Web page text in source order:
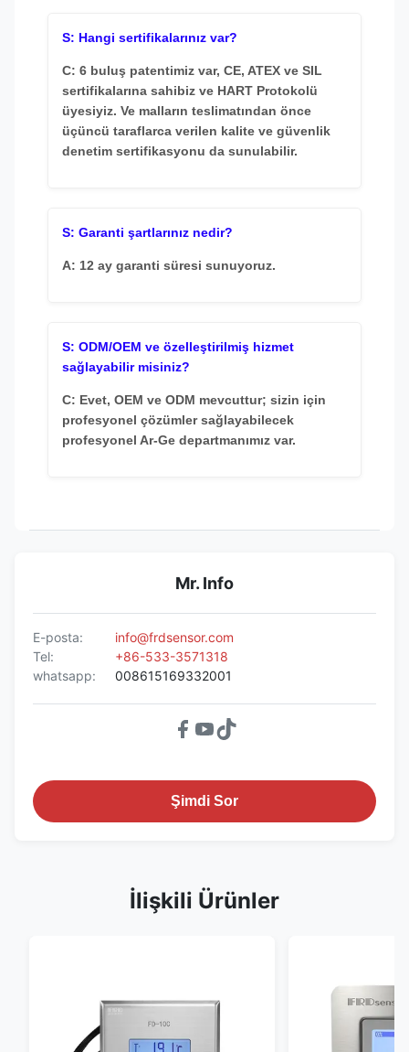
S: Hangi sertifikalarınız var?
C: 6 buluş patentimiz var, CE, ATEX ve SIL
sertifikalarına sahibiz ve HART Protokolü
üyesiyiz. Ve malların teslimatından önce
üçüncü taraflarca verilen kalite ve güvenlik
denetim sertifikasyonu da sunulabilir.
S: Garanti şartlarınız nedir?
A: 12 ay garanti süresi sunuyoruz.
S: ODM/OEM ve özelleştirilmiş hizmet
sağlayabilir misiniz?
C: Evet, OEM ve ODM mevcuttur; sizin için
profesyonel çözümler sağlayabilecek
profesyonel Ar-Ge departmanımız var.
Mr. Info
E-posta:
info@frdsensor.com
Tel:
+86-533-3571318
whatsapp:
008615169332001
Şimdi Sor
İlişkili Ürünler